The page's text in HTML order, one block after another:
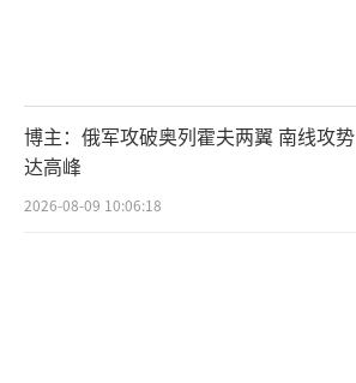
博主：俄军攻破奥列霍夫两翼 南线攻势
达高峰
2026-08-09 10:06:18